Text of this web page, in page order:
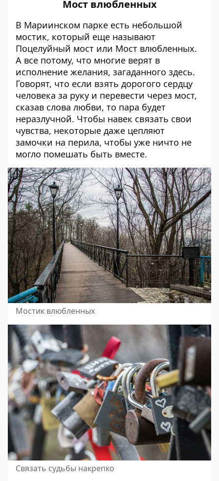
Мост влюбленных
В Мариинском парке есть небольшой
мостик, который еще называют
Поцелуйный мост или Мост влюбленных.
А все потому, что многие верят в
исполнение желания, загаданного здесь.
Говорят, что если взять дорогого сердцу
человека за руку и перевести через мост,
сказав слова любви, то пара будет
неразлучной. Чтобы навек связать свои
чувства, некоторые даже цепляют
замочки на перила, чтобы уже ничто не
могло помешать быть вместе.
Мостик влюбленных
Связать судьбы накрепко